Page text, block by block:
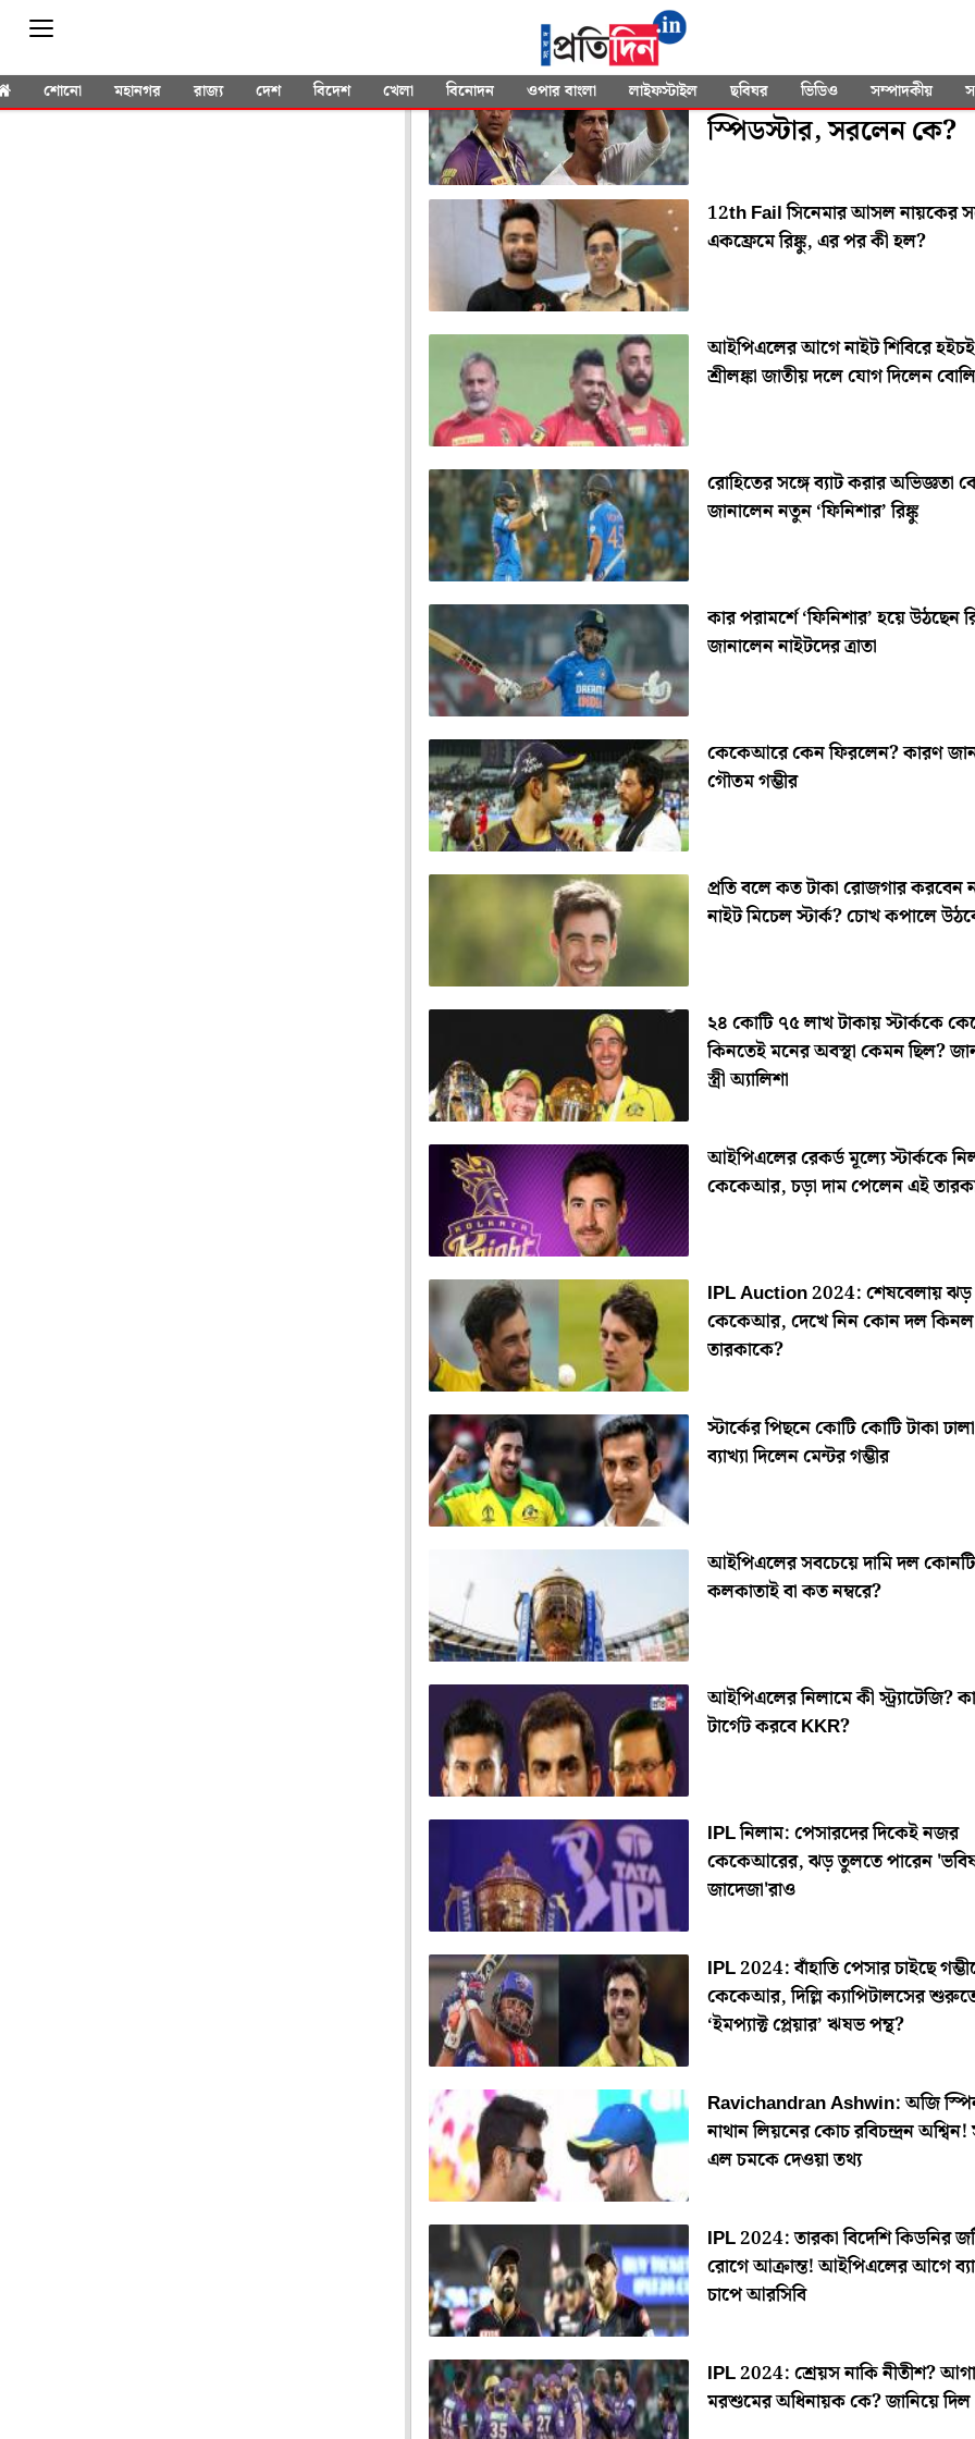
শোনো মহানগর রাজ্য দেশ বিদেশ খেলা বিনোদন ওপার বাংলা লাইফস্টাইল ছবিঘর ভিডিও সম্পাদকীয়
YOU SEARCHED FOR"KKR"
কেকেআরে এলেন
স্পিডস্টার, সরলেন কে?
12th Fail সিনেমার আসল নায়কের
একফ্রেমে রিঙ্কু, এর পর কী হল?
আইপিএলের আগে নাইট শিবিরে
শ্রীলঙ্কা জাতীয় দলে যোগ দিলেন
রোহিতের সঙ্গে ব্যাট করার অভিজ্ঞতা
জানালেন নতুন ‘ফিনিশার’ রিঙ্কু
কার পরামর্শে ‘ফিনিশার’ হয়ে উঠছেন
জানালেন নাইটদের ত্রাতা
কেকেআরে কেন ফিরলেন? কারণ
গৌতম গম্ভীর
প্রতি বলে কত টাকা রোজগার করবেন
নাইট মিচেল স্টার্ক? চোখ কপালে
২৪ কোটি ৭৫ লাখ টাকায় স্টার্ককে
কিনতেই মনের অবস্থা কেমন ছিল?
স্ত্রী অ্যালিশা
আইপিএলের রেকর্ড মূল্যে স্টার্ককে
কেকেআর, চড়া দাম পেলেন এই
IPL Auction 2024: শেষবেলায়
কেকেআর, দেখে নিন কোন দল
তারকাকে?
স্টার্কের পিছনে কোটি কোটি টাকা
ব্যাখ্যা দিলেন মেন্টর গম্ভীর
আইপিএলের সবচেয়ে দামি দল
কলকাতাই বা কত নম্বরে?
আইপিএলের নিলামে কী স্ট্র্যাটেজি?
টার্গেট করবে KKR?
IPL নিলাম: পেসারদের দিকেই নজর
কেকেআরের, ঝড় তুলতে পারেন
জাদেজা'রাও
IPL 2024: বাঁহাতি পেসার চাইছে
কেকেআর, দিল্লি ক্যাপিটালসের
‘ইমপ্যাক্ট প্লেয়ার’ ঋষভ পন্থ?
Ravichandran Ashwin: অজি
নাথান লিয়নের কোচ রবিচন্দ্রন অশ্বিন!
এল চমকে দেওয়া তথ্য
IPL 2024: তারকা বিদেশি কিডনির
রোগে আক্রান্ত! আইপিএলের আগে
চাপে আরসিবি
IPL 2024: শ্রেয়স নাকি নীতীশ?
মরশুমের অধিনায়ক কে? জানিয়ে